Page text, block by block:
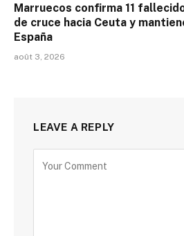
Marruecos confirma 11
de cruce hacia Ceuta y
España
août 3, 2026
LEAVE A REPLY